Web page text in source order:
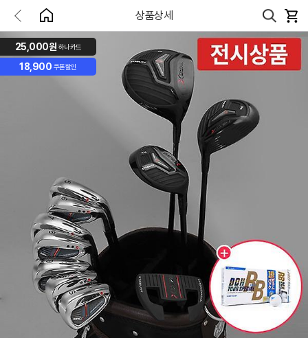
상품상세
25,000원 하나카드
18,900 쿠폰할인